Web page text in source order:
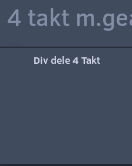
4 takt
Div dele 4 Takt